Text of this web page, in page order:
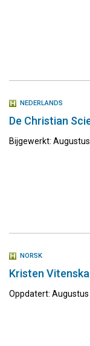
NEDERLANDS
De Christian
Bijgewerkt:
NORSK
Kristen
Oppdatert: Augustus